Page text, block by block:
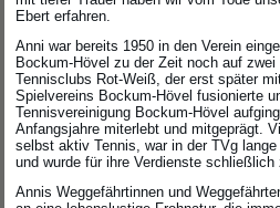
Ebert erfahren.
Anni war bereits 1950 in den Verein
Bockum-Hövel zu der Zeit noch auf
Tennisclubs Rot-Weiß, der erst später
Spielvereins Bockum-Hövel fusionierte
Tennisvereinigung Bockum-Hövel
Anfangsjahre miterlebt und mitgeprägt.
selbst aktiv Tennis, war in der TVg
und wurde für ihre Verdienste schließlich
Annis Weggefährtinnen und